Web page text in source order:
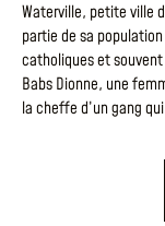
Waterville, petite ville
partie de sa
catholiques et
Babs Dionne, une
la cheffe d’un gang